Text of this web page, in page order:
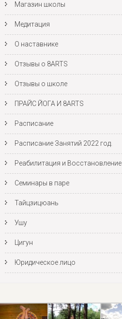
Магазин школы
Медитация
О наставнике
Отзывы о 8ARTS
Отзывы о школе
ПРАЙС ЙОГА И 8ARTS
Расписание
Расписание Занятий 2022 год.
Реабилитация и Восстановление
Семинары в паре
Тайцзицюань
Ушу
Цигун
Юридическое лицо